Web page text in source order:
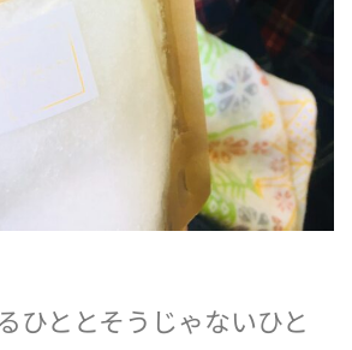
ひととそうじゃないひと